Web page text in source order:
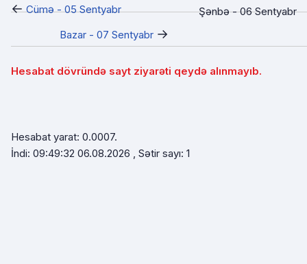
← Cümə - 05 Sentyabr
Şənbə - 06 Sentyabr
Bazar - 07 Sentyabr →
Hesabat dövründə sayt ziyarəti qeydə alınmayıb.
Hesabat yarat: 0.0007.
İndi: 09:49:32 06.08.2026 , Sətir sayı: 1